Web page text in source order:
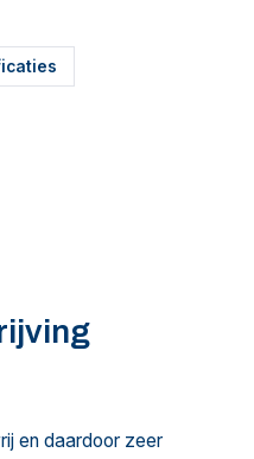
en daardoor zeer